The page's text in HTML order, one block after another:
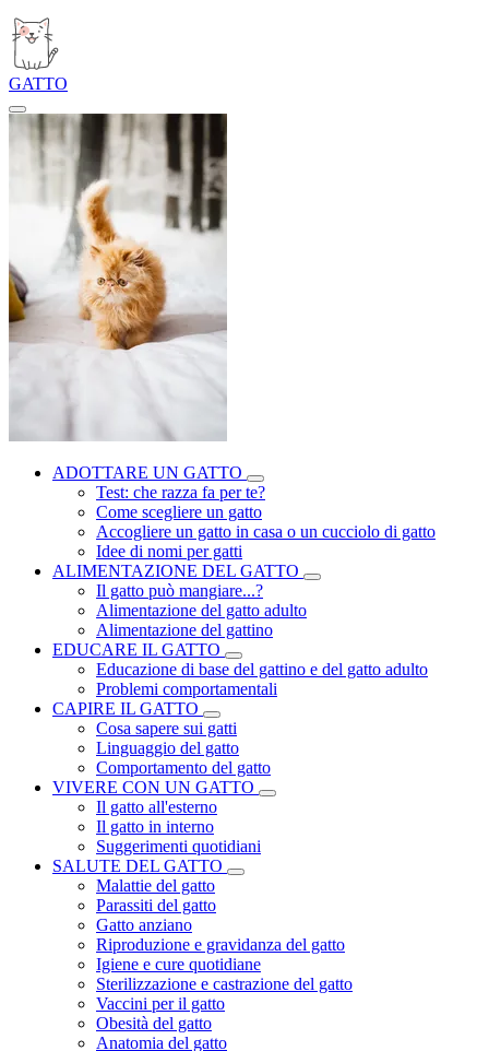
GATTO
ADOTTARE UN GATTO
Test: che razza fa per te?
Come scegliere un gatto
Accogliere un gatto in casa o un cucciolo di gatto
Idee di nomi per gatti
ALIMENTAZIONE DEL GATTO
Il gatto può mangiare...?
Alimentazione del gatto adulto
Alimentazione del gattino
EDUCARE IL GATTO
Educazione di base del gattino e del gatto adulto
Problemi comportamentali
CAPIRE IL GATTO
Cosa sapere sui gatti
Linguaggio del gatto
Comportamento del gatto
VIVERE CON UN GATTO
Il gatto all'esterno
Il gatto in interno
Suggerimenti quotidiani
SALUTE DEL GATTO
Malattie del gatto
Parassiti del gatto
Gatto anziano
Riproduzione e gravidanza del gatto
Igiene e cure quotidiane
Sterilizzazione e castrazione del gatto
Vaccini per il gatto
Obesità del gatto
Anatomia del gatto